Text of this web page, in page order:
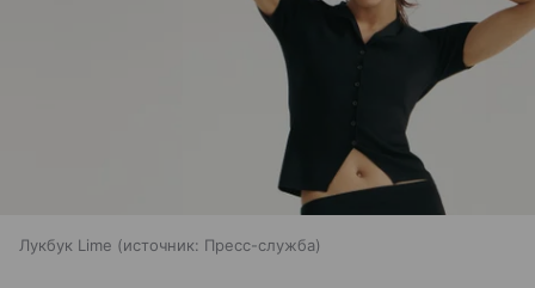
Лукбук Lime источник: Пресс-служба